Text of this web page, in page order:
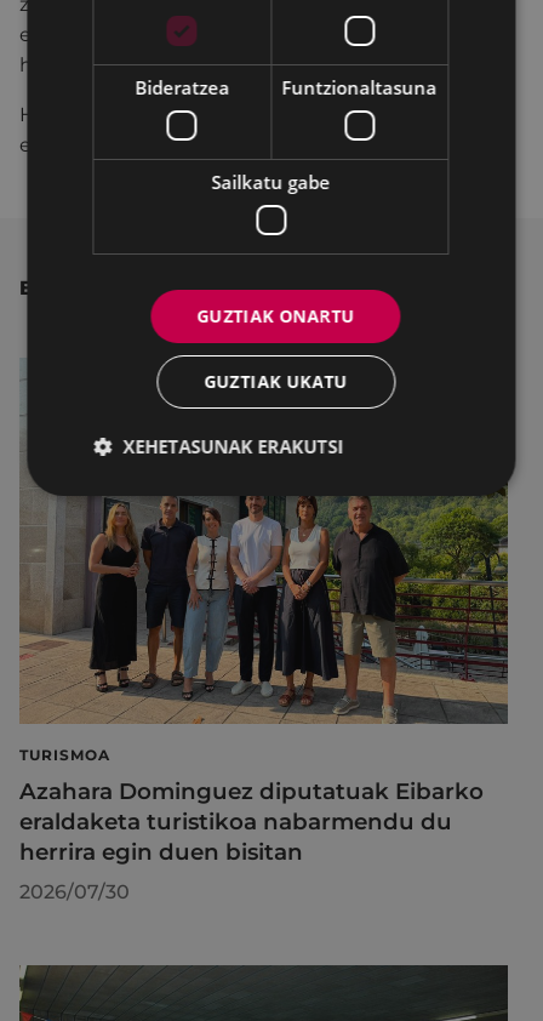
emakume horien bizitza eta obra sakontasun
handiagorekin ezagutarazteko.
Horrela, Udalak Eibarko neska eta gazteen artean
ere STEAM bokazioak sustatzen lagundu nahi du.
BESTE ALBISTE BATZUK
TURISMOA
Azahara Dominguez diputatuak Eibarko
eraldaketa turistikoa nabarmendu du
herrira egin duen bisitan
2026/07/30
Bideratzea Funtzionaltasuna
Sailkatu gabe
GUZTIAK ONARTU
GUZTIAK UKATU
XEHETASUNAK ERAKUTSI